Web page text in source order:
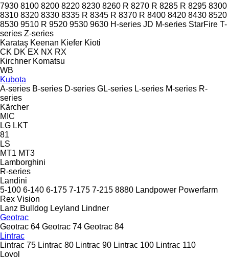
7930 8100 8200 8220 8230 8260 R 8270 R 8285 R 8295 8300
8310 8320 8330 8335 R 8345 R 8370 R 8400 8420 8430 8520
8530 9510 R 9520 9530 9630 H-series JD M-series StarFire T-
series Z-series
Karataş Keenan Kiefer Kioti
CK DK EX NX RX
Kirchner Komatsu
WB
Kubota
A-series B-series D-series GL-series L-series M-series R-
series
Kärcher
MIC
LG LKT
81
LS
MT1 MT3
Lamborghini
R-series
Landini
5-100 6-140 6-175 7-175 7-215 8880 Landpower Powerfarm
Rex Vision
Lanz Bulldog Leyland Lindner
Geotrac
Geotrac 64 Geotrac 74 Geotrac 84
Lintrac
Lintrac 75 Lintrac 80 Lintrac 90 Lintrac 100 Lintrac 110
Lovol